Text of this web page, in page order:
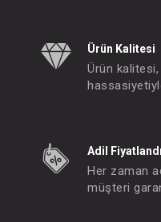
Ürün Kalitesi
Ürün kalitesi,
Adil
Her zaman
müşteri